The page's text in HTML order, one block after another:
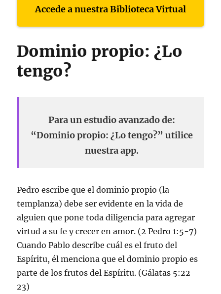
Accede a nuestra Biblioteca Virtual
Dominio propio: ¿Lo
tengo?
Para un estudio avanzado de:
“Dominio propio: ¿Lo tengo?” utilice
nuestra app.
Pedro escribe que el dominio propio (la
templanza) debe ser evidente en la vida de
alguien que pone toda diligencia para agregar
virtud a su fe y crecer en amor. (2 Pedro 1:5-7)
Cuando Pablo describe cuál es el fruto del
Espíritu, él menciona que el dominio propio es
parte de los frutos del Espíritu. (Gálatas 5:22-
23)